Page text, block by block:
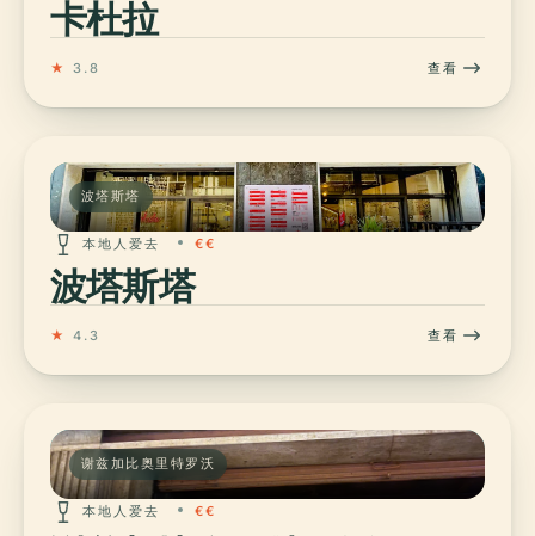
卡杜拉
★ 3.8 查看
波塔斯塔
本地人爱去 €€
波塔斯塔
★ 4.3 查看
谢兹加比奥里特罗沃
本地人爱去 €€